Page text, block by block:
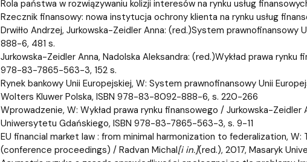
Rola państwa w rozwiązywaniu kolizji interesów na rynku usług
Rzecznik finansowy: nowa instytucja ochrony klienta na rynku usług
Drwiłło Andrzej, Jurkowska-Zeidler Anna: (red.)System
888-6, 481 s.
Jurkowska-Zeidler Anna, Nadolska Aleksandra: (red.)Wykład prawa
978-83-7865-563-3, 152 s.
Rynek bankowy Unii Europejskiej, W: System prawnofinansowy Unii
Wolters Kluwer Polska, ISBN 978-83-8092-888-6, s. 220-266
Wprowadzenie, W: Wykład prawa rynku finansowego / Jurkowska-
Uniwersytetu Gdańskiego, ISBN 978-83-7865-563-3, s. 9-11
EU financial market law : from minimal harmonization to federalization,
(conference proceedings) / Radvan Michal[i in.](red.), 2017, Masaryk